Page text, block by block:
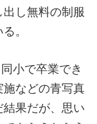
し無料の制服
。
小で卒業でき
などの青写真
果だが、思い